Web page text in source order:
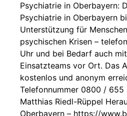
Psychiatrie in Oberbayern:
Psychiatrie in Oberbayern
Unterstützung für
psychischen Krisen –
Uhr und bei Bedarf auch
Einsatzteams vor Ort. Das
kostenlos und anonym
Telefonnummer 0800 /
Matthias Riedl-Rüppel
Oberbayern – https://